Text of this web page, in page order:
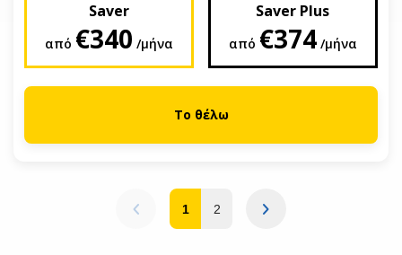
Saver
από €340 /μήνα
Saver Plus
από €374/μήνα
Το θέλω
1 2